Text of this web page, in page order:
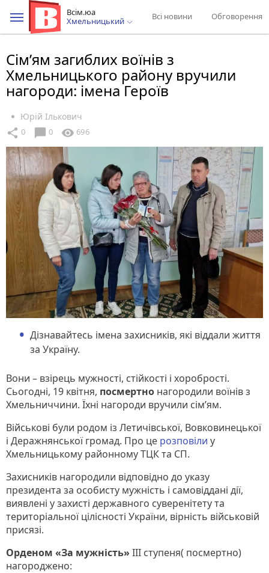
Всім.юа
Хмельницький
Всі новини Обговорення
Сім’ям загиблих воїнів з
Хмельницького району вручили
нагороди: імена Героїв
Юрій Ількович
share 0 chat_bubble 0 visibility 696
Дізнавайтесь імена захисників, які віддали життя
за Україну.
Вони – взірець мужності, стійкості і хоробрості.
Сьогодні, 19 квітня, посмертно нагородили воїнів з
Хмельниччини. Їхні нагороди вручили сім’ям.
Військові були родом із Летичівської, Вовковинецької
і Деражнянської громад. Про це розповіли у
Хмельницькому районному ТЦК та СП.
Захисників нагородили відповідно до указу
президента за особисту мужність і самовіддані дії,
виявлені у захисті державного суверенітету та
територіальної цілісності України, вірність військовій
присязі.
Орденом «За мужність» ІІІ ступеня( посмертно)
нагороджено: